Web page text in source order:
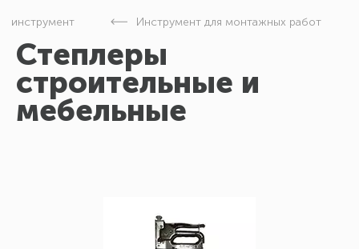
инструмент Инструмент для монтажных работ
Степлеры
строительные и
мебельные